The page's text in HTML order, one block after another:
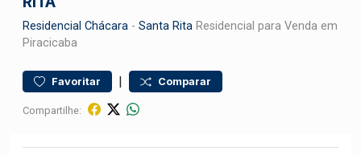
Residencial Chácara - Santa Rita Residencial para Venda em
Piracicaba
Favoritar | Comparar
Compartilhe: